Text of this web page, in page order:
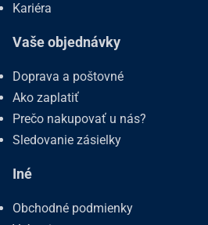
Kariéra
Vaše objednávky
Doprava a poštovné
Ako zaplatiť
Prečo nakupovať u nás?
Sledovanie zásielky
Iné
Obchodné podmienky